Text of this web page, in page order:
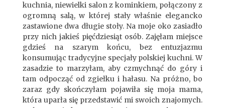
kuchnia, niewielki salon z kominkiem, połączony z
ogromną salą, w której stały właśnie elegancko
zastawione dwa długie stoły. Na moje oko zasiadło
przy nich jakieś pięćdziesiąt osób. Zajęłam miejsce
gdzieś na szarym końcu, bez entuzjazmu
konsumując tradycyjne specjały polskiej kuchni. W
zasadzie to marzyłam, aby czmychnąć do góry i
tam odpocząć od zgiełku i hałasu. Na próżno, bo
zaraz gdy skończyłam pojawiła się moja mama,
która uparła się przedstawić mi swoich znajomych.